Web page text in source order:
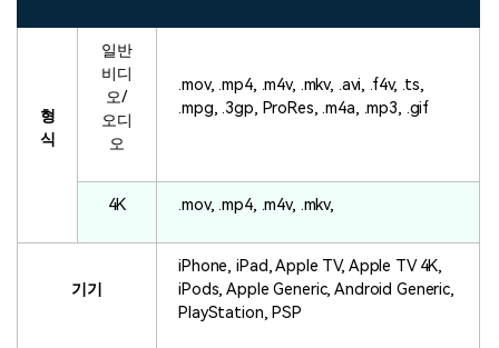
형
식
일반
비디
오/
오디
오
.mov, .mp4, .m4v, .mkv, .avi, .f4v, .ts,
.mpg, .3gp, ProRes, .m4a, .mp3, .gif
4K .mov, .mp4, .m4v, .mkv,
기기
iPhone, iPad, Apple TV, Apple TV 4K,
iPods, Apple Generic, Android Generic,
PlayStation, PSP